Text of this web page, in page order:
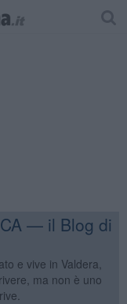
— il Blog di
e vive in Valdera,
ma non è uno